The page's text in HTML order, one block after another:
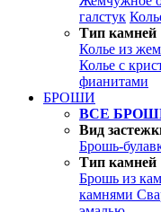
галстук
Тип камней
Колье из
Колье с
фианитами
БРОШИ
ВСЕ
Вид
Брошь-
Тип камней
Брошь из
камнями